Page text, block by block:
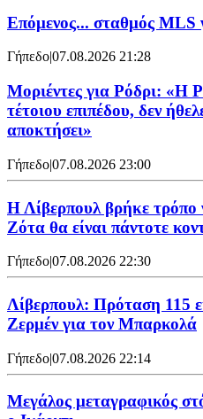
Επόμενος... σταθμός MLS
Γήπεδο|07.08.2026 21:28
Μοριέντες για Ρόδρι: «Η
τέτοιου επιπέδου, δεν
αποκτήσει»
Γήπεδο|07.08.2026 23:00
Η Λίβερπουλ βρήκε τρόπο
Ζότα θα είναι πάντοτε
Γήπεδο|07.08.2026 22:30
Λίβερπουλ: Πρόταση 115
Ζερμέν για τον Μπαρκολά
Γήπεδο|07.08.2026 22:14
Μεγάλος μεταγραφικός